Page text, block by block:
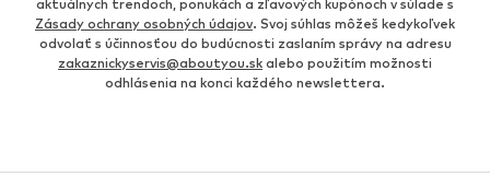
aktuálnych trendoch, ponukách a zľavových kupónoch v súlade s
Zásady ochrany osobných údajov. Svoj súhlas môžeš kedykoľvek
odvolať s účinnosťou do budúcnosti zaslaním správy na adresu
zakaznickyservis@aboutyou.sk alebo použitím možnosti
odhlásenia na konci každého newslettera.